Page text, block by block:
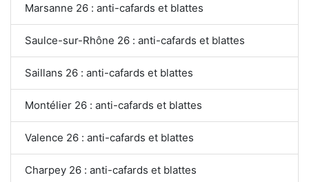
Marsanne 26 : anti-cafards et blattes
Saulce-sur-Rhône 26 : anti-cafards et blattes
Saillans 26 : anti-cafards et blattes
Montélier 26 : anti-cafards et blattes
Valence 26 : anti-cafards et blattes
Charpey 26 : anti-cafards et blattes